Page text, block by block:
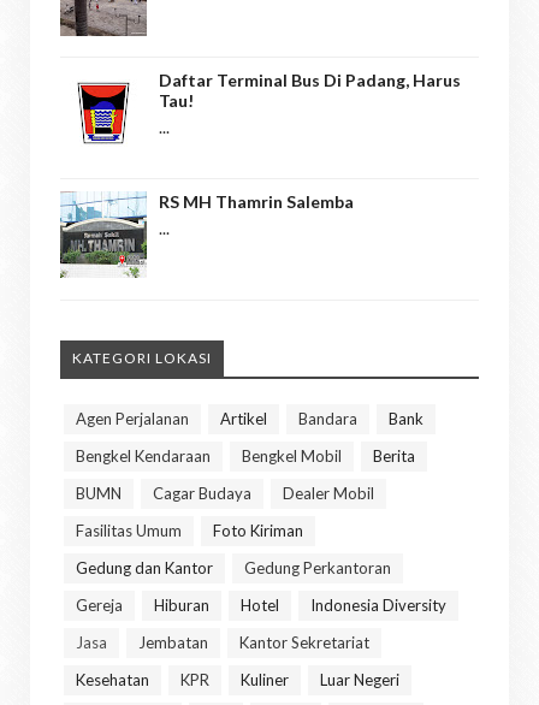
Daftar Terminal Bus Di Padang, Harus
Tau!
...
RS MH Thamrin Salemba
...
KATEGORI LOKASI
Agen Perjalanan Artikel Bandara
Bank
Bengkel Kendaraan
Bengkel Mobil
Berita
BUMN
Cagar Budaya
Dealer Mobil
Fasilitas Umum
Foto Kiriman
Gedung dan Kantor
Gedung Perkantoran
Gereja
Hiburan Hotel
Indonesia Diversity
Jasa
Jembatan
Kantor Sekretariat
Kesehatan
KPR Kuliner
Luar Negeri